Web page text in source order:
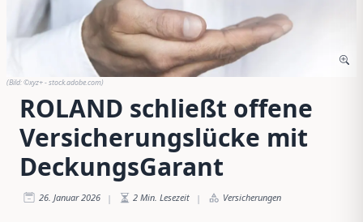
(Bild:©xyz+ - stock.adobe.com)
ROLAND schließt offene
Versicherungslücke mit
DeckungsGarant
26. Januar 2026 | 2 Min. Lesezeit | Versicherungen